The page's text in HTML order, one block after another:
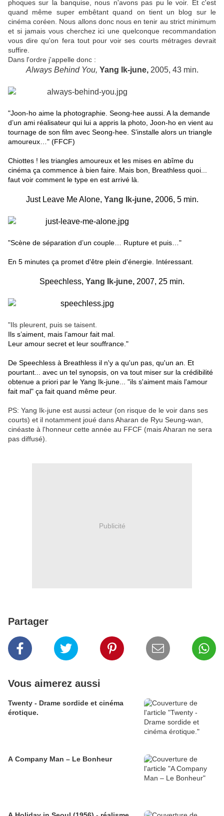
phoques sur la banquise, nous n'avons pas pu le voir. Et c'est
quand même super embêtant quand on tient un blog sur le
cinéma coréen. Nous allons donc nous en tenir au strict minimum
et si jamais vous cherchez ici une quelconque recommandation
vous dire qu'on fera tout pour voir ses courts métrages devrait
suffire.
Dans l'ordre j'appelle donc :
Always Behind You, Yang Ik-june,2005, 43 min.
"Joon-ho aime la photographie. Seong-hee aussi. A la demande
d’un ami réalisateur qui lui a appris la photo, Joon-ho en vient au
tournage de son film avec Seong-hee. S’installe alors un triangle
amoureux…" (FFCF)
Chiottes ! les triangles amoureux et les mises en abîme du
cinéma ça commence à bien faire. Mais bon, Breathless quoi...
faut voir comment le type en est arrivé là.
Just Leave Me Alone, Yang Ik-june, 2006, 5 min.
"Scène de séparation d’un couple… Rupture et puis…"
En 5 minutes ça promet d'être plein d'énergie. Intéressant.
Speechless, Yang Ik-june, 2007, 25 min.
"Ils pleurent, puis se taisent.
Ils s’aiment, mais l’amour fait mal.
Leur amour secret et leur souffrance."
De Speechless à Breathless il n'y a qu'un pas, qu'un an. Et
pourtant... avec un tel synopsis, on va tout miser sur la crédibilité
obtenue a priori par le Yang Ik-june... "ils s'aiment mais l'amour
fait mal" ça fait quand même peur.
PS: Yang Ik-june est aussi acteur (on risque de le voir dans ses
courts) et il notamment joué dans Aharan de Ryu Seung-wan,
cinéaste à l'honneur cette année au FFCF (mais Aharan ne sera
pas diffusé).
Publicité
Partager
Vous aimerez aussi
Twenty - Drame sordide et cinéma
érotique.
A Company Man – Le Bonheur